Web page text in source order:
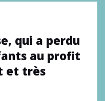
qui a perdu
au profit
et très